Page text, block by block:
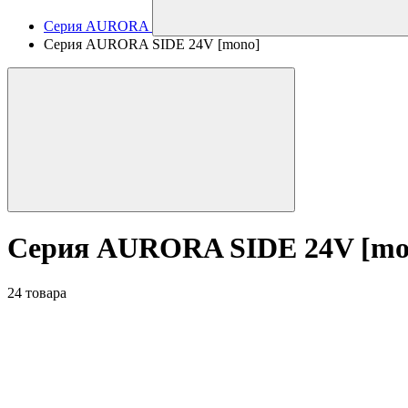
Серия AURORA
Серия AURORA SIDE 24V [mono]
Серия AURORA SIDE 24V
24 товара